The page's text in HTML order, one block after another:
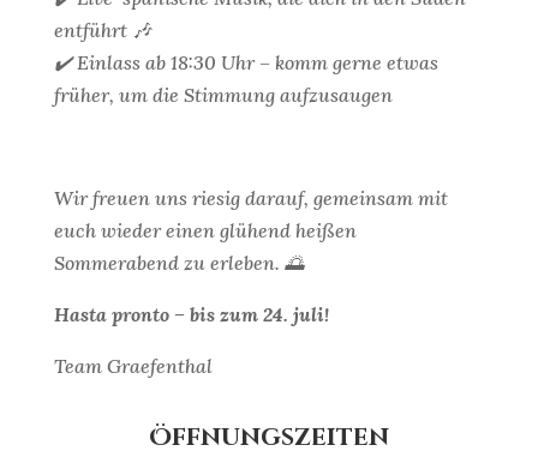
entführt 🎶
✔️ Einlass ab 18:30 Uhr – komm gerne etwas
früher, um die Stimmung aufzusaugen
Wir freuen uns riesig darauf, gemeinsam mit
euch wieder einen glühend heißen
Sommerabend zu erleben. 🌅
Hasta pronto – bis zum 24. juli!
Team Graefenthal
Öffnungszeiten